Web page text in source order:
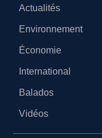
Actualités
Environnement
Économie
International
Balados
Vidéos